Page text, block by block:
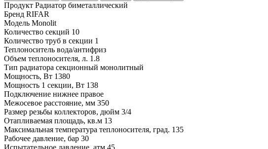
Продукт Радиатор биметаллический
Бренд RIFAR
Модель Monolit
Количество секций 10
Количество труб в секции 1
Теплоноситель вода/антифриз
Объем теплоносителя, л. 1.8
Тип радиатора секционный монолитный
Мощность, Вт 1380
Мощность 1 секции, Вт 138
Подключение нижнее правое
Межосевое расстояние, мм 350
Размер резьбы коллекторов, дюйм 3/4
Отапливаемая площадь, кв.м 13
Максимальная температура теплоносителя, град. 135
Рабочее давление, бар 30
Испытательное давление, атм 45